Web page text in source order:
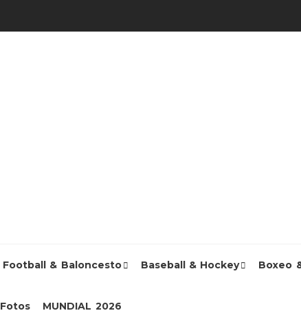
Football & Baloncesto Baseball & Hockey Boxeo
Fotos MUNDIAL 2026